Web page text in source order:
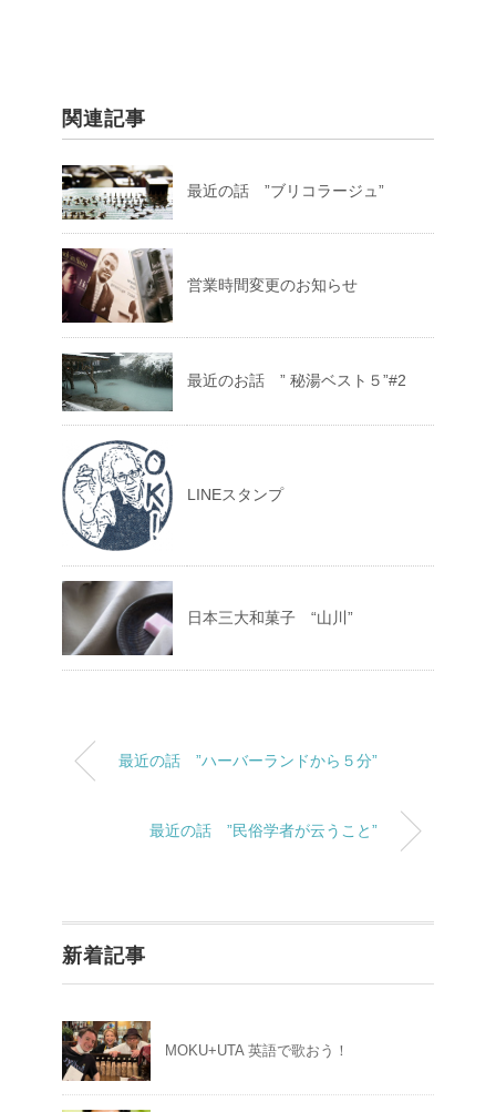
関連記事
最近の話 ”ブリコラージュ”
営業時間変更のお知らせ
最近のお話 ” 秘湯ベスト５”#2
LINEスタンプ
日本三大和菓子 “山川”
最近の話 ”ハーバーランドから５分”
最近の話 ”民俗学者が云うこと”
新着記事
MOKU+UTA 英語で歌おう！